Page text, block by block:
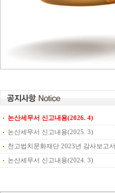
논산세무서 신고내용(2026. 4)
논산세무서 신고내용(2025. 3)
천고법치문화재단 2023년 감사보고서
논산세무서 신고내용(2024. 3)